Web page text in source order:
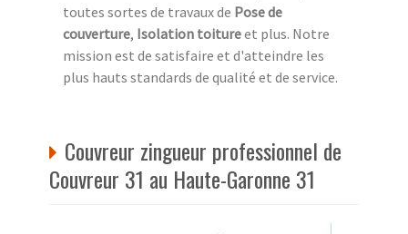
toutes sortes de travaux de Pose de
couverture, Isolation toitureet plus. Notre
mission est de satisfaire et d'atteindre les
plus hauts standards de qualité et de service.
Couvreur zingueur professionnel de
Couvreur 31 au Haute-Garonne 31